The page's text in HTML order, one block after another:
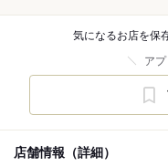
気になるお店を保
ア
店舗情報（詳細）